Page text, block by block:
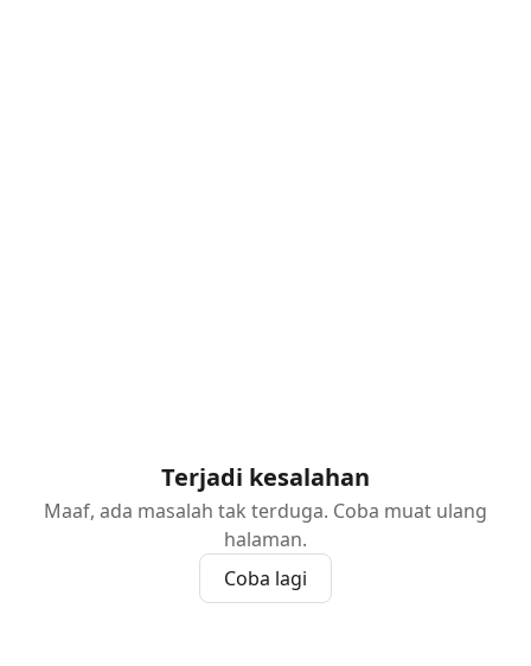
Terjadi kesalahan
Maaf, ada masalah tak terduga. Coba muat ulang
halaman.
Coba lagi